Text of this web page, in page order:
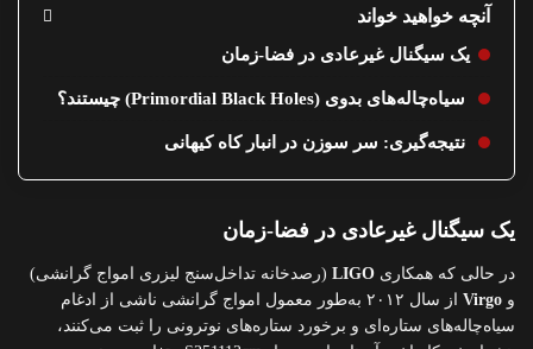
آنچه خواهید خواند
یک سیگنال غیرعادی در فضا-زمان
سیاه‌چاله‌های بدوی (Primordial Black Holes) چیستند؟
نتیجه‌گیری: سر سوزن در انبار کاه کیهانی
یک سیگنال غیرعادی در فضا-زمان
در حالی که همکاری LIGO (رصدخانه تداخل‌سنج لیزری امواج گرانشی)
و Virgo
از سال ۲۰۱۲ به‌طور معمول امواج گرانشی ناشی از ادغام
سیاه‌چاله‌های ستاره‌ای و برخورد ستاره‌های نوترونی را ثبت می‌کنند،